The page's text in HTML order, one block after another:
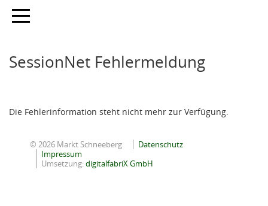
Toggle navigation
SessionNet Fehlermeldung
Die Fehlerinformation steht nicht mehr zur Verfügung.
© 2026 Markt Schneeberg
Datenschutz
Impressum
Umsetzung:digitalfabriX GmbH